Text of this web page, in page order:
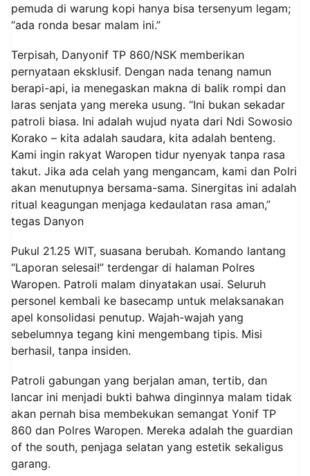
pemuda di warung kopi hanya bisa tersenyum legam;
“ada ronda besar malam ini.”
Terpisah, Danyonif TP 860/NSK memberikan
pernyataan eksklusif. Dengan nada tenang namun
berapi-api, ia menegaskan makna di balik rompi dan
laras senjata yang mereka usung. “Ini bukan sekadar
patroli biasa. Ini adalah wujud nyata dari Ndi Sowosio
Korako – kita adalah saudara, kita adalah benteng.
Kami ingin rakyat Waropen tidur nyenyak tanpa rasa
takut. Jika ada celah yang mengancam, kami dan Polri
akan menutupnya bersama-sama. Sinergitas ini adalah
ritual keagungan menjaga kedaulatan rasa aman,”
tegas Danyon
Pukul 21.25 WIT, suasana berubah. Komando lantang
“Laporan selesai!” terdengar di halaman Polres
Waropen. Patroli malam dinyatakan usai. Seluruh
personel kembali ke basecamp untuk melaksanakan
apel konsolidasi penutup. Wajah-wajah yang
sebelumnya tegang kini mengembang tipis. Misi
berhasil, tanpa insiden.
Patroli gabungan yang berjalan aman, tertib, dan
lancar ini menjadi bukti bahwa dinginnya malam tidak
akan pernah bisa membekukan semangat Yonif TP
860 dan Polres Waropen. Mereka adalah the guardian
of the south, penjaga selatan yang estetik sekaligus
garang.